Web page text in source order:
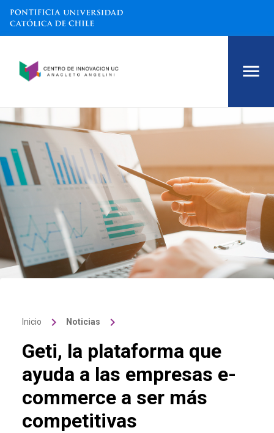
Inicio keyboard_arrow_right Noticias keyboard_arrow_right
Geti, la plataforma que
ayuda a las empresas e-
commerce a ser más
competitivas